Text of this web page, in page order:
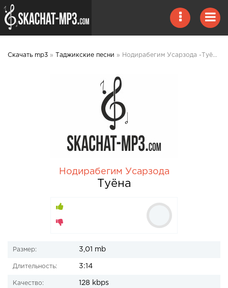
Скачать mp3 » Таджикские песни » Нодирабегим Усарзода -Туёна mp3 скачать
Нодирабегим Усарзода
Туёна
Размер: 3,01 mb
Длительность: 3:14
Качество: 128 kbps